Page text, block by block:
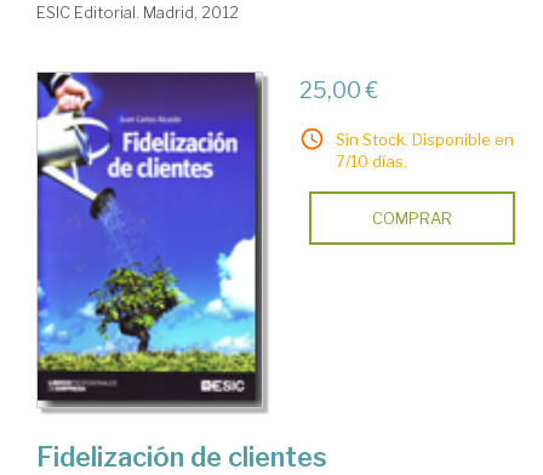
ESIC Editorial. Madrid, 2012
25,00 €
Sin Stock. Disponible en
7/10 días.
COMPRAR
Fidelización de clientes